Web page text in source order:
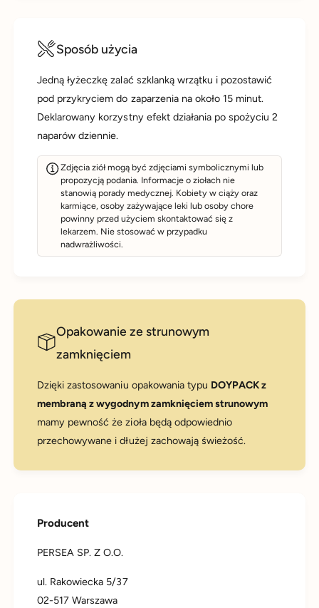
Sposób użycia
Jedną łyżeczkę zalać szklanką wrzątku i pozostawić
pod przykryciem do zaparzenia na około 15 minut.
Deklarowany korzystny efekt działania po spożyciu 2
naparów dziennie.
Zdjęcia ziół mogą być zdjęciami symbolicznymi lub
propozycją podania. Informacje o ziołach nie
stanowią porady medycznej. Kobiety w ciąży oraz
karmiące, osoby zażywające leki lub osoby chore
powinny przed użyciem skontaktować się z
lekarzem. Nie stosować w przypadku
nadwrażliwości.
Opakowanie ze strunowym
zamknięciem
Dzięki zastosowaniu opakowania typu DOYPACK z
membraną z wygodnym zamknięciem strunowym
mamy pewność że zioła będą odpowiednio
przechowywane i dłużej zachowają świeżość.
Producent
PERSEA SP. Z O.O.
ul. Rakowiecka 5/37
02-517 Warszawa